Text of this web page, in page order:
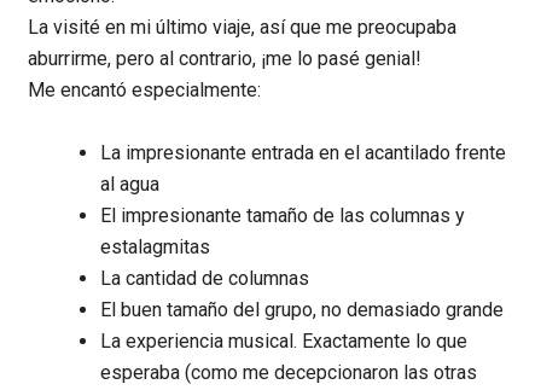
La visité en mi último viaje, así que me preocupaba
aburrirme, pero al contrario, ¡me lo pasé genial!
Me encantó especialmente:
La impresionante entrada en el acantilado frente
al agua
El impresionante tamaño de las columnas y
estalagmitas
La cantidad de columnas
El buen tamaño del grupo, no demasiado grande
La experiencia musical. Exactamente lo que
esperaba (como me decepcionaron las otras